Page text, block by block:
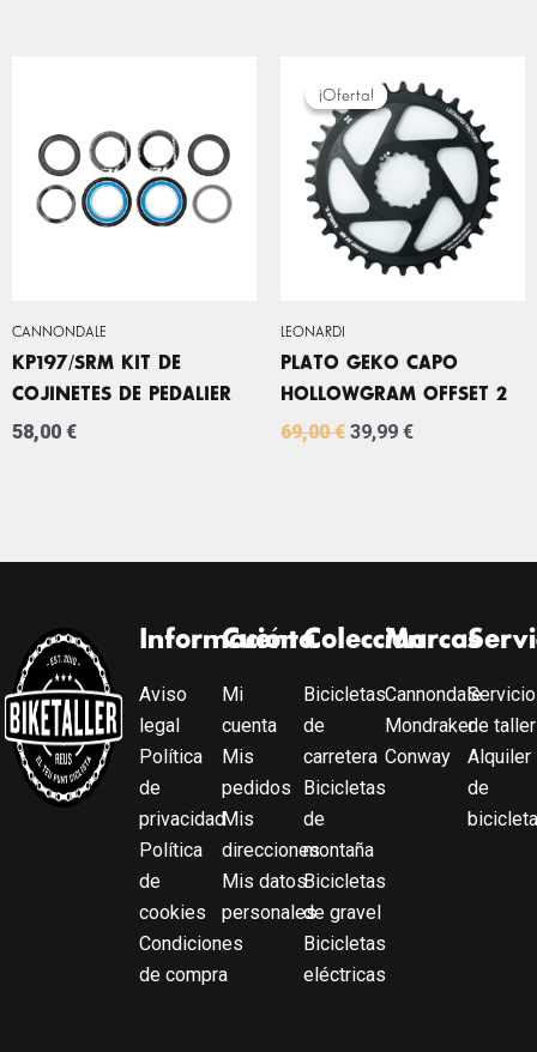
CANNONDALE
KP197/SRM KIT DE
COJINETES DE PEDALIER
58,00 €
¡Oferta!
LEONARDI
¡Oferta!
PLATO GEKO CAPO
HOLLOWGRAM OFFSET 2
69,00€
PRECIO
ORIGINAL
ERA:
69,00 €.
39,99 €
PRECIO
ACTUAL
ES:
39,99 €.
Información
Aviso
legal
Política
de
privacidad
Política
de
cookies
Condiciones
de compra
Cuenta
Mi
cuenta
Mis
pedidos
Mis
direcciones
Mis datos
personales
Colección
Bicicletas
de
carretera
Bicicletas
de
montaña
Bicicletas
de gravel
Bicicletas
eléctricas
Marcas
Cannondale
Mondraker
Conway
Servicio
de taller
Alquiler
de